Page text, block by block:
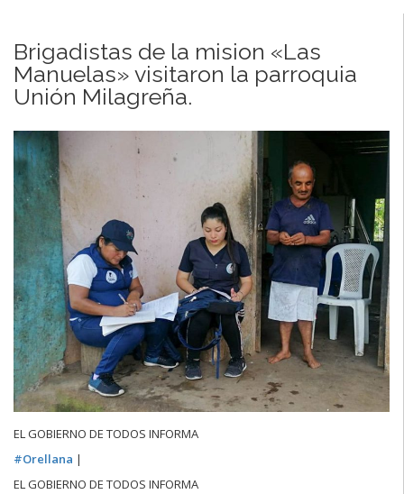
Brigadistas de la mision «Las
Manuelas» visitaron la parroquia
Unión Milagreña.
EL GOBIERNO DE TODOS INFORMA
#Orellana |
EL GOBIERNO DE TODOS INFORMA